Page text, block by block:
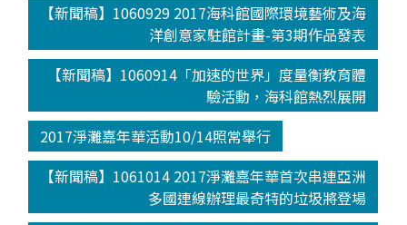
【新聞稿】1060929 2017海科館國際環境藝術及海
洋創意家駐館計畫-第3期作品發表
【新聞稿】1060914「加速的世界」度量衡教育體
驗活動，海科館熱烈展開
2017淨灘嘉年華活動10/14照常舉行
【新聞稿】1061014 2017淨灘嘉年華首次串連亞洲
多國連線辦理最奇特的垃圾將登場